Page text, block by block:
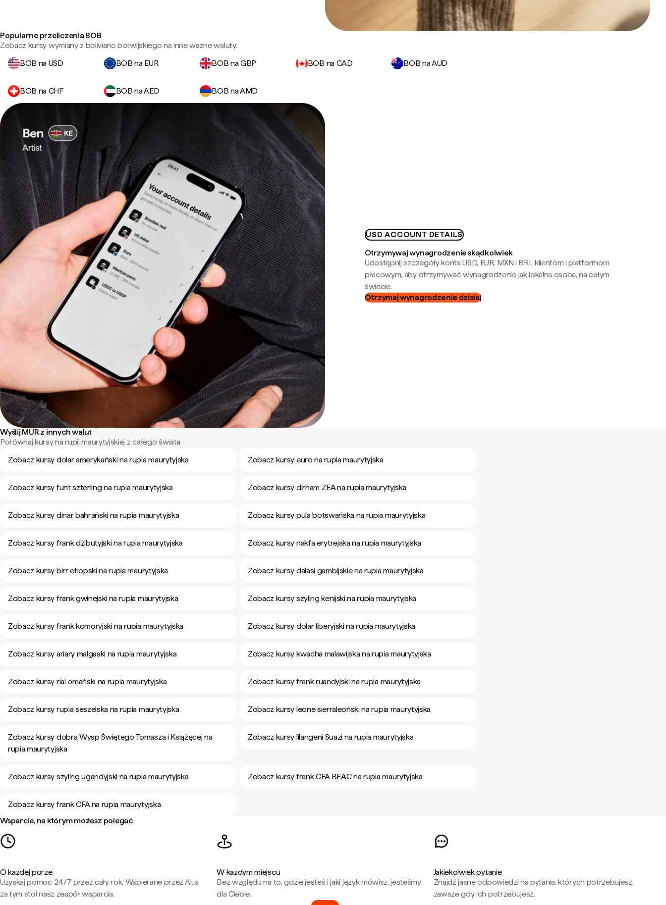
Popularne przeliczenia BOB
Zobacz kursy wymiany z boliviano boliwijskiego na inne ważne waluty.
BOB na USD
BOB na EUR BOB na GBP BOB na CAD BOB na AUD
BOB na CHF BOB na AED BOB na AMD
USD ACCOUNT DETAILS
Otrzymywaj wynagrodzenie skądkolwiek
Udostępnij szczegóły konta USD, EUR, MXN i BRL klientom i platformom
płacowym, aby otrzymywać wynagrodzenie jak lokalna osoba, na całym
świecie.
Otrzymaj wynagrodzenie dzisiaj
Wyślij MUR z innych walut
Porównaj kursy na rupii maurytyjskiej z całego świata.
Zobacz kursy dolar amerykański na rupia maurytyjska
Zobacz kursy euro na rupia maurytyjska
Zobacz kursy funt szterling na rupia maurytyjska Zobacz kursy dirham ZEA na rupia maurytyjska
Zobacz kursy dinar bahrański na rupia maurytyjska Zobacz kursy pula botswańska na rupia maurytyjska
Zobacz kursy frank dżibutyjski na rupia maurytyjska Zobacz kursy nakfa erytrejska na rupia maurytyjska
Zobacz kursy birr etiopski na rupia maurytyjska Zobacz kursy dalasi gambijskie na rupia maurytyjska
Zobacz kursy frank gwinejski na rupia maurytyjska Zobacz kursy szyling kenijski na rupia maurytyjska
Zobacz kursy frank komoryjski na rupia maurytyjska Zobacz kursy dolar liberyjski na rupia maurytyjska
Zobacz kursy ariary malgaski na rupia maurytyjska Zobacz kursy kwacha malawijska na rupia maurytyjska
Zobacz kursy rial omański na rupia maurytyjska Zobacz kursy frank ruandyjski na rupia maurytyjska
Zobacz kursy rupia seszelska na rupia maurytyjska Zobacz kursy leone sierraleoński na rupia maurytyjska
Zobacz kursy dobra Wysp Świętego Tomasza i Książęcej na
rupia maurytyjska
Zobacz kursy lilangeni Suazi na rupia maurytyjska
Zobacz kursy szyling ugandyjski na rupia maurytyjska Zobacz kursy frank CFA BEAC na rupia maurytyjska
Zobacz kursy frank CFA na rupia maurytyjska
Wsparcie, na którym możesz polegać
O każdej porze
Uzyskaj pomoc 24/7 przez cały rok. Wspierane przez AI, a
za tym stoi nasz zespół wsparcia.
W każdym miejscu
Bez względu na to, gdzie jesteś i jaki język mówisz, jesteśmy
dla Ciebie.
Jakiekolwiek pytanie
Znajdź jasne odpowiedzi na pytania, których potrzebujesz,
zawsze gdy ich potrzebujesz.